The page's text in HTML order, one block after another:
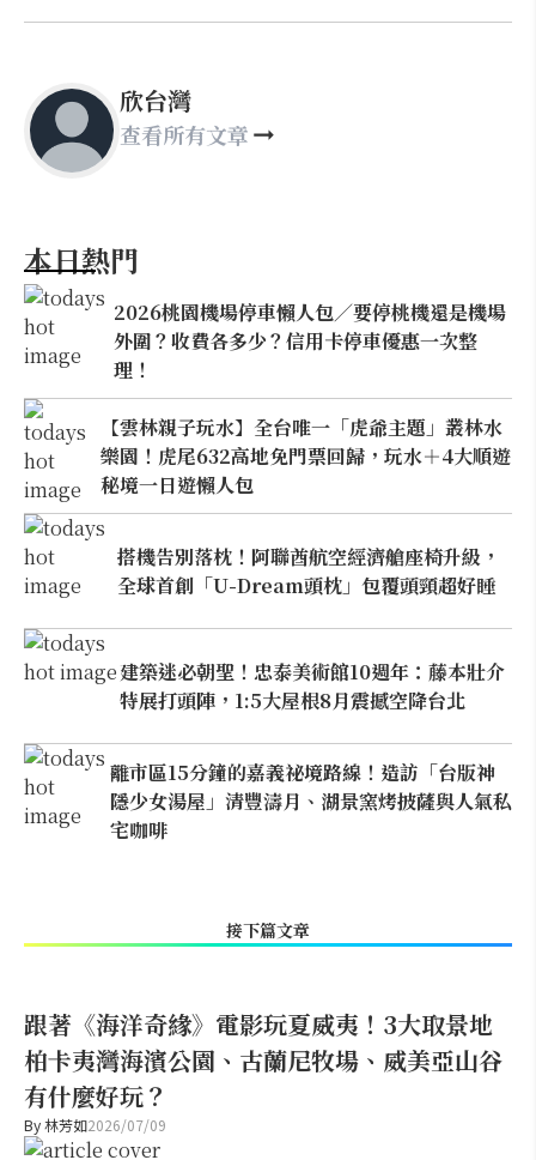
欣台灣
查看所有文章
本日熱門
2026桃園機場停車懶人包／要停桃機還是機場
外圍？收費各多少？信用卡停車優惠一次整
理！
【雲林親子玩水】全台唯一「虎爺主題」叢林水
樂園！虎尾632高地免門票回歸，玩水＋4大順遊
秘境一日遊懶人包
搭機告別落枕！阿聯酋航空經濟艙座椅升級，
全球首創「U-Dream頭枕」包覆頭頸超好睡
建築迷必朝聖！忠泰美術館10週年：藤本壯介
特展打頭陣，1:5大屋根8月震撼空降台北
離市區15分鐘的嘉義祕境路線！造訪「台版神
隱少女湯屋」清豐濤月、湖景窯烤披薩與人氣私
宅咖啡
接下篇文章
跟著《海洋奇緣》電影玩夏威夷！3大取景地
柏卡夷灣海濱公園、古蘭尼牧場、威美亞山谷
有什麼好玩？
By林芳如2026/07/09